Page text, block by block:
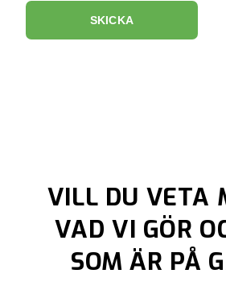
VILL DU VETA
VAD VI GÖR
SOM ÄR PÅ